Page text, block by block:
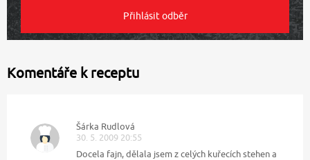
Komentáře k receptu
Šárka Rudlová
30. 5. 2009 20:55
Docela fajn, dělala jsem z celých kuřecích stehen a